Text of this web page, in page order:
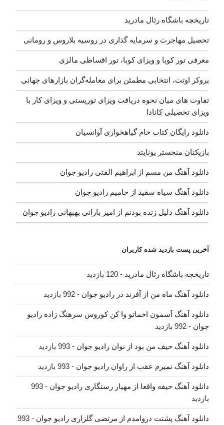
لیتو
شکر”
تاریخچه باشگاه رئال مادرید
تحصیل مهاجرت و سرمایه گذاری در روسیه بلاروس و رومانی
معرفی تور کوبا و ویزای کوبا، تور اقساطی مالزی
بروکر اوتت، انتخابی مطمئن برای معامله‌گران بازارهای جهانی
تفاوت های میان نحوه دریافت ویزای توریستی و ویزای کار با
ویزای تحصیلی کانادا
دانلود رایگان کتاب خام گیاهخواری آوانسیان
بازیکنان منچستر یونایتد
دانلود آهنگ من مسم از ابراهیم الفتی رادیو جوان
دانلود آهنگ سیاه سفید از حامیم رادیو جوان
دانلود آهنگ دلیل زنده بودنم از امیر بارانی بهبهانی رادیو جوان
آخرین پست بازدید شده کاربران
تاریخچه باشگاه رئال مادرید - 120 بازدید
دانلود آهنگ ماه من از آفرند در رادیو جوان - 992 بازدید
دانلود آهنگ آسمون اخماتو وا کن کوروس سرهنگ زاده رادیو
جوان - 992 بازدید
دانلود آهنگ حیف من بود از نوان رادیو جوان - 993 بازدید
دانلود آهنگ نمیرم عقب از راوان رادیو جوان - 993 بازدید
دانلود آهنگ حیفه واقعا از مهیار رستگاری رادیو جوان
- 993
بازدید
دانلود آهنگ پشتت دروامدم از مرتضی گلزاری رادیو جوان
- 993